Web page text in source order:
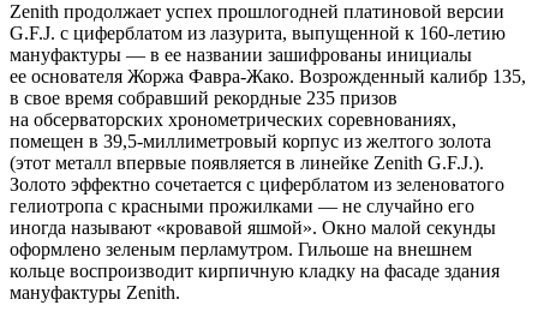
Zenith продолжает успех прошлогодней платиновой версии
G.F.J. с циферблатом из лазурита, выпущенной к 160-летию
мануфактуры — в ее названии зашифрованы инициалы
ее основателя Жоржа Фавра-Жако. Возрожденный калибр 135,
в свое время собравший рекордные 235 призов
на обсерваторских хронометрических соревнованиях,
помещен в 39,5-миллиметровый корпус из желтого золота
(этот металл впервые появляется в линейке Zenith G.F.J.).
Золото эффектно сочетается с циферблатом из зеленоватого
гелиотропа с красными прожилками — не случайно его
иногда называют «кровавой яшмой». Окно малой секунды
оформлено зеленым перламутром. Гильоше на внешнем
кольце воспроизводит кирпичную кладку на фасаде здания
мануфактуры Zenith.